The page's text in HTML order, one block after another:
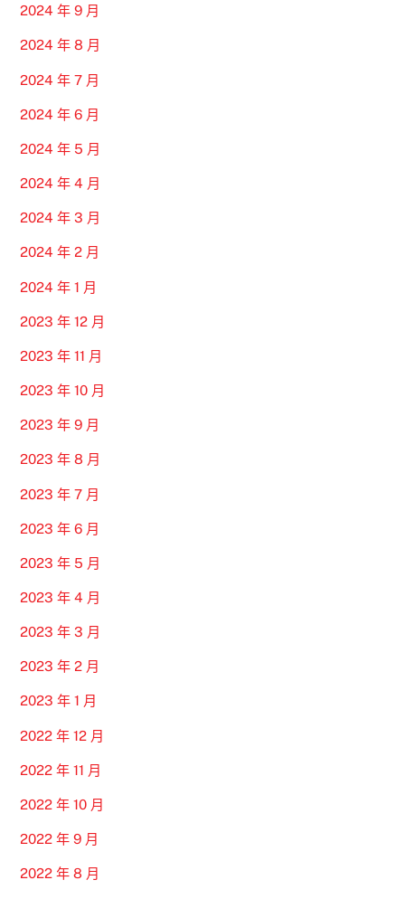
2024 年 9 月
2024 年 8 月
2024 年 7 月
2024 年 6 月
2024 年 5 月
2024 年 4 月
2024 年 3 月
2024 年 2 月
2024 年 1 月
2023 年 12 月
2023 年 11 月
2023 年 10 月
2023 年 9 月
2023 年 8 月
2023 年 7 月
2023 年 6 月
2023 年 5 月
2023 年 4 月
2023 年 3 月
2023 年 2 月
2023 年 1 月
2022 年 12 月
2022 年 11 月
2022 年 10 月
2022 年 9 月
2022 年 8 月